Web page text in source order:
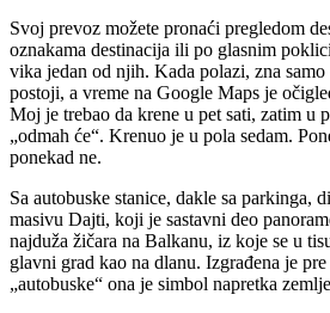
Svoj prevoz možete pronaći pregledom
oznakama destinacija ili po glasnim
vika jedan od njih. Kada polazi, zna samo
postoji, a vreme na Google Maps je
Moj je trebao da krene u pet sati, zatim u
„odmah će“. Krenuo je u pola sedam.
ponekad ne.
Sa autobuske stanice, dakle sa parkinga,
masivu Dajti, koji je sastavni deo
najduža žičara na Balkanu, iz koje se u
glavni grad kao na dlanu. Izgrađena je
„autobuske“ ona je simbol napretka